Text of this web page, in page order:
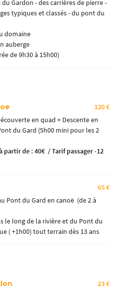
Gardon - des carrières de pierre -
typiques et classés - du pont du
domaine
auberge
de 9h30 à 15h00)
120 €
en quad + Descente en
du Gard (5h00 mini pour les 2
partir de : 40€ / Tarif passager -12
65 €
Pont du Gard en canoë (de 2 à
le long de la rivière et du Pont du
( +1h00) tout terrain dès 13 ans
23 €